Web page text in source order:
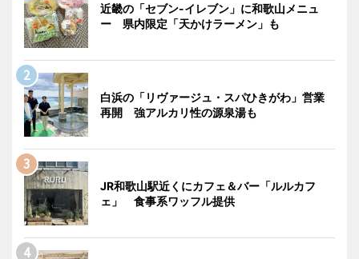
近畿の「セブン-イレブン」に和歌山メニュ
ー 県内限定「天かけラーメン」も
白浜の「リヴァージュ・スパひきがわ」営業
再開 強アルカリ性の源泉湯も
JR和歌山駅近くにカフェ＆バー「ルルカフ
ェ」 食事系ワッフル提供